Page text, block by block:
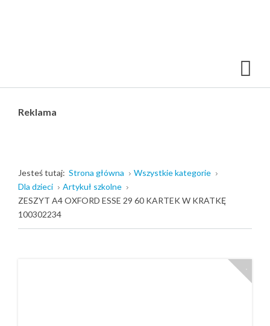
Reklama
Jesteś tutaj: Strona główna
Wszystkie kategorie
Dla dzieci
Artykuł szkolne
ZESZYT A4 OXFORD ESSE 29 60 KARTEK W KRATKĘ
100302234